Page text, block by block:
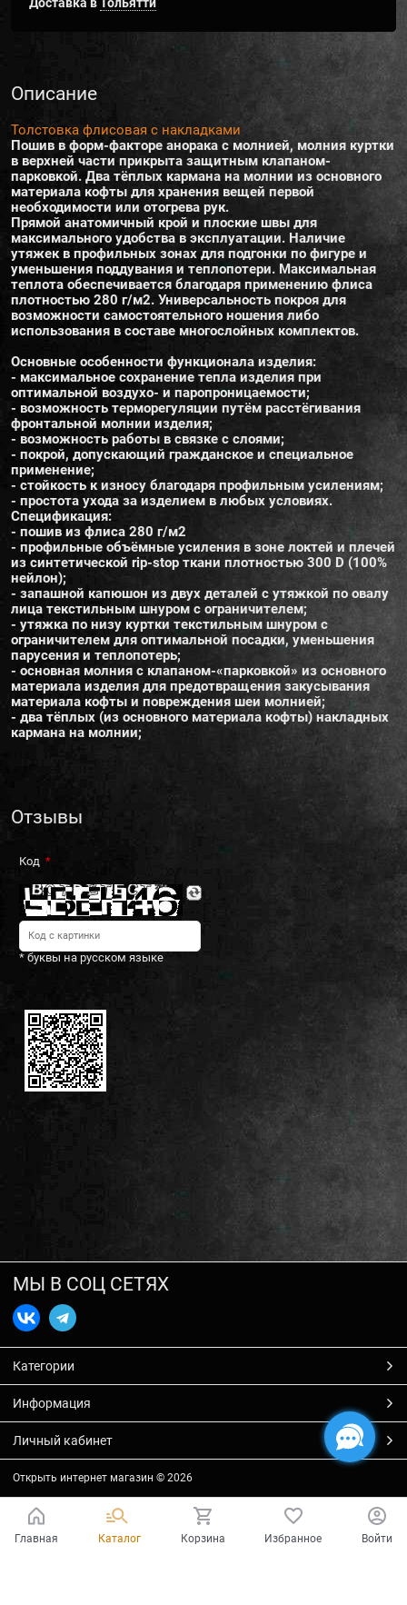
Описание
Толстовка флисовая с накладками
Пошив в форм-факторе анорака с молнией, молния куртки
в верхней части прикрыта защитным клапаном-
парковкой. Два тёплых кармана на молнии из основного
материала кофты для хранения вещей первой
необходимости или отогрева рук.
Прямой анатомичный крой и плоские швы для
максимального удобства в эксплуатации. Наличие
утяжек в профильных зонах для подгонки по фигуре и
уменьшения поддувания и теплопотери. Максимальная
теплота обеспечивается благодаря применению флиса
плотностью 280 г/м2. Универсальность покроя для
возможности самостоятельного ношения либо
использования в составе многослойных комплектов.
Основные особенности функционала изделия:
- максимальное сохранение тепла изделия при
оптимальной воздухо- и паропроницаемости;
- возможность терморегуляции путём расстёгивания
фронтальной молнии изделия;
- возможность работы в связке с слоями;
- покрой, допускающий гражданское и специальное
применение;
- стойкость к износу благодаря профильным усилениям;
- простота ухода за изделием в любых условиях.
Спецификация:
- пошив из флиса 280 г/м2
- профильные объёмные усиления в зоне локтей и плечей
из синтетической rip-stop ткани плотностью 300 D (100%
нейлон);
- запашной капюшон из двух деталей с утяжкой по овалу
лица текстильным шнуром с ограничителем;
- утяжка по низу куртки текстильным шнуром с
ограничителем для оптимальной посадки, уменьшения
парусения и теплопотерь;
- основная молния с клапаном-«парковкой» из основного
материала изделия для предотвращения закусывания
материала кофты и повреждения шеи молнией;
- два тёплых (из основного материала кофты) накладных
кармана на молнии;
Отзывы
Код
* буквы на русском языке
МЫ В СОЦ СЕТЯХ
Категории
Информация
Личный кабинет
Открыть интернет магазин © 2026
Главная Каталог Корзина Избранное Войти